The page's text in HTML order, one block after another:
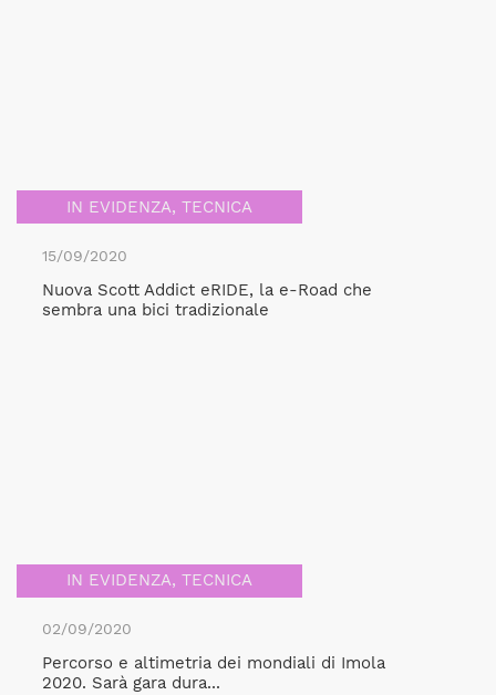
IN EVIDENZA, TECNICA
15/09/2020
Nuova Scott Addict eRIDE, la e-Road che
sembra una bici tradizionale
IN EVIDENZA, TECNICA
02/09/2020
Percorso e altimetria dei mondiali di Imola
2020. Sarà gara dura...